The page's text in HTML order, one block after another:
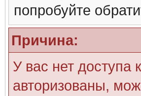
попробуйте
Причина:
У вас нет доступа
авторизованы,